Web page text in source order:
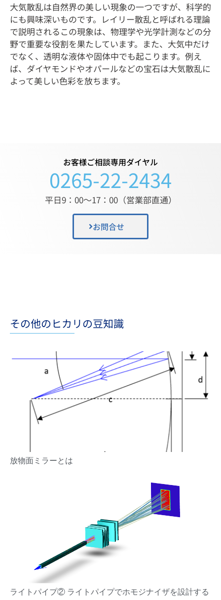
大気散乱は自然界の美しい現象の一つですが、科学的
にも興味深いものです。レイリー散乱と呼ばれる理論
で説明されるこの現象は、物理学や光学計測などの分
野で重要な役割を果たしています。また、大気中だけ
でなく、透明な液体や固体中でも起こります。例え
ば、ダイヤモンドやオパールなどの宝石は大気散乱に
よって美しい色彩を放ちます。
お客様ご相談専用ダイヤル
0265-22-2434
平日9：00〜17：00（営業部直通）
お問合せ
その他のヒカリの豆知識
放物面ミラーとは
ライトパイプ② ライトパイプでホモジナイザを設計する